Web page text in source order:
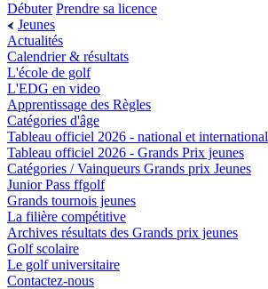
Débuter Prendre sa licence
Jeunes
Actualités
Calendrier & résultats
L'école de golf
L'EDG en video
Apprentissage des Règles
Catégories d'âge
Tableau officiel 2026 - national et international
Tableau officiel 2026 - Grands Prix jeunes
Catégories / Vainqueurs Grands prix Jeunes
Junior Pass ffgolf
Grands tournois jeunes
La filière compétitive
Archives résultats des Grands prix jeunes
Golf scolaire
Le golf universitaire
Contactez-nous